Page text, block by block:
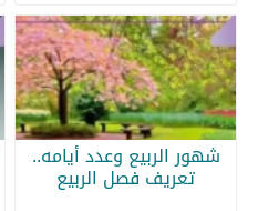
شهور الربيع وعدد أيامه..
تعريف فصل الربيع